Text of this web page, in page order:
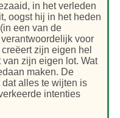
in het verleden
oogst hij in het heden
een van de
voor
zijn eigen hel
zijn eigen lot. Wat
maken. De
alles te wijten is
intenties